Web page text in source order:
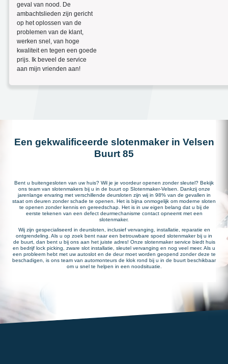
geval van nood. De
ambachtslieden zijn gericht
op het oplossen van de
problemen van de klant,
werken snel, van hoge
kwaliteit en tegen een goede
prijs. Ik beveel de service
aan mijn vrienden aan!
Een gekwalificeerde slotenmaker in Velsen
Buurt 85
Bent u buitengesloten van uw huis? Wil je je voordeur openen zonder sleutel? Bekijk
ons team van slotenmakers bij u in de buurt op Slotenmaker-Velsen. Dankzij onze
jarenlange ervaring met verschillende deursloten zijn wij in 98% van de gevallen in
staat om deuren zonder schade te openen. Het is bijna onmogelijk om moderne sloten
te openen zonder kennis en gereedschap. Het is in uw eigen belang dat u bij de
eerste tekenen van een defect deurmechanisme contact opneemt met een
slotenmaker.
Wij zijn gespecialiseerd in deursloten, inclusief vervanging, installatie, reparatie en
ontgrendeling. Als u op zoek bent naar een betrouwbare spoed slotenmaker bij u in
de buurt, dan bent u bij ons aan het juiste adres! Onze slotenmaker service biedt huis
en bedrijf lock picking, zware slot installatie, sleutel vervanging en nog veel meer. Als u
een probleem hebt met uw autoslot en de deur moet worden geopend zonder deze te
beschadigen, is ons team van automonteurs de klok rond bij u in de buurt beschikbaar
om u snel te helpen in een noodsituatie.